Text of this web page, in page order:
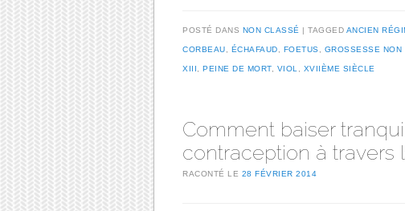
POSTÉ DANS NON CLASSÉ TAGGED ANCIEN
CORBEAU, ÉCHAFAUD, FOETUS, GROSSESSE NON
XIII , PEINE DE MORT, VIOL, XVIIÈME SIÈCLE
Comment baiser
contraception à travers
RACONTÉ LE 28 FÉVRIER 2014